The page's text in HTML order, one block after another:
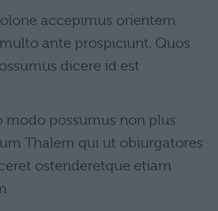
accepimus orientem
ante prospiciunt. Quos
dicere id est
modo possumus non plus
Thalem qui ut obiurgatores
ostenderetque etiam